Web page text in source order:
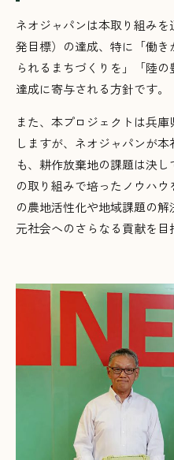
ネオジャパンは本取り組みを
発目標）の達成、特に「働
られるまちづくりを」「陸
達成に寄与される方針です。
また、本プロジェクトは兵
しますが、ネオジャパンが
も、耕作放棄地の課題は決
の取り組みで培ったノウハ
の農地活性化や地域課題の
元社会へのさらなる貢献を目